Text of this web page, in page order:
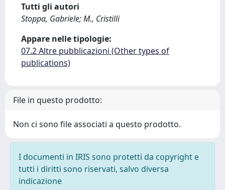
Tutti gli autori
Stoppa, Gabriele; M., Cristilli
Appare nelle tipologie:
07.2 Altre pubblicazioni (Other types of
publications)
File in questo prodotto:
Non ci sono file associati a questo prodotto.
I documenti in IRIS sono protetti da copyright e
tutti i diritti sono riservati, salvo diversa
indicazione